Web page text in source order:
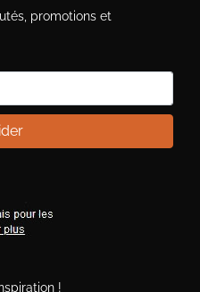
promotions et
!